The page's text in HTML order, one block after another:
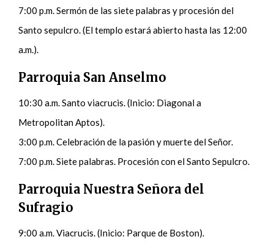
7:00 p.m. Sermón de las siete palabras y procesión del
Santo sepulcro. (El templo estará abierto hasta las 12:00
a.m.).
Parroquia San Anselmo
10:30 a.m. Santo viacrucis. (Inicio: Diagonal a
Metropolitan Aptos).
3:00 p.m. Celebración de la pasión y muerte del Señor.
7:00 p.m. Siete palabras. Procesión con el Santo Sepulcro.
Parroquia Nuestra Señora del
Sufragio
9:00 a.m. Viacrucis. (Inicio: Parque de Boston).